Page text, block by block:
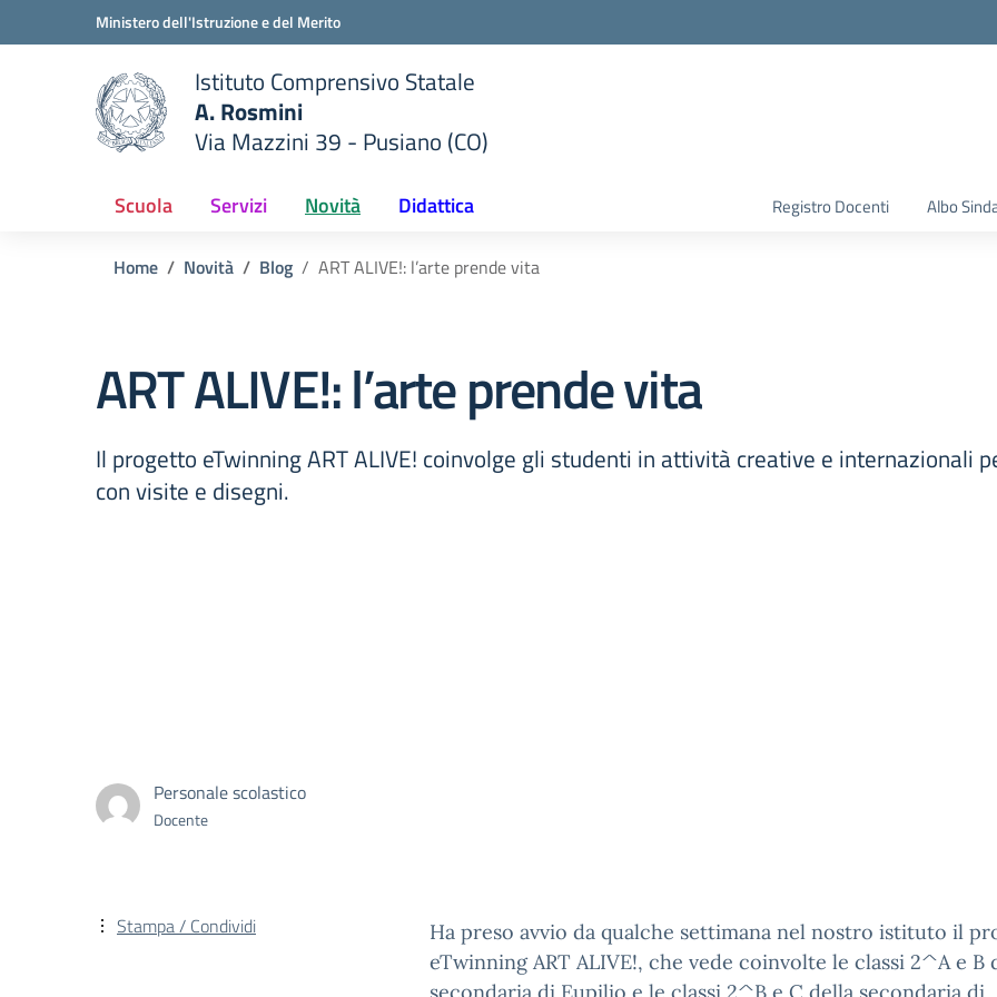
Vai ai contenuti
Vai al menu di navigazioneMinistero dell'Istruzione e del Merito
scuola
Istituto Comprensivo Statale
A. Rosmini
Via Mazzini 39 - Pusiano (CO)
Scuola Servizi Novità Didattica Registro Docenti Albo
Home Novità Blog ART ALIVE!: l’arte prende vita
ART ALIVE!: l’arte prende vita
Il progetto eTwinning ART ALIVE! coinvolge gli studenti in attività creative e internazionali
con visite e disegni.
Personale scolastico
Docente
Ha preso avvio da qualche settimana nel nostro istituto il
eTwinning ART ALIVE!, che vede coinvolte le classi 2^A e B
Stampa / Condividi